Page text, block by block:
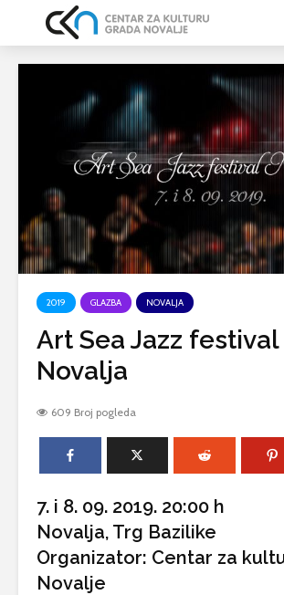
2019 GLAZBA NOVALJA
Art Sea Jazz festival
Novalja
609 Broj pogleda
7. i 8. 09. 2019. 20:00 h
Novalja, Trg Bazilike
Organizator: Centar za
Novalje
Nadia Zore
Podmorska izložba
Prodajna izložba
fotografija „Timbar
lipote“ Anton Dabo